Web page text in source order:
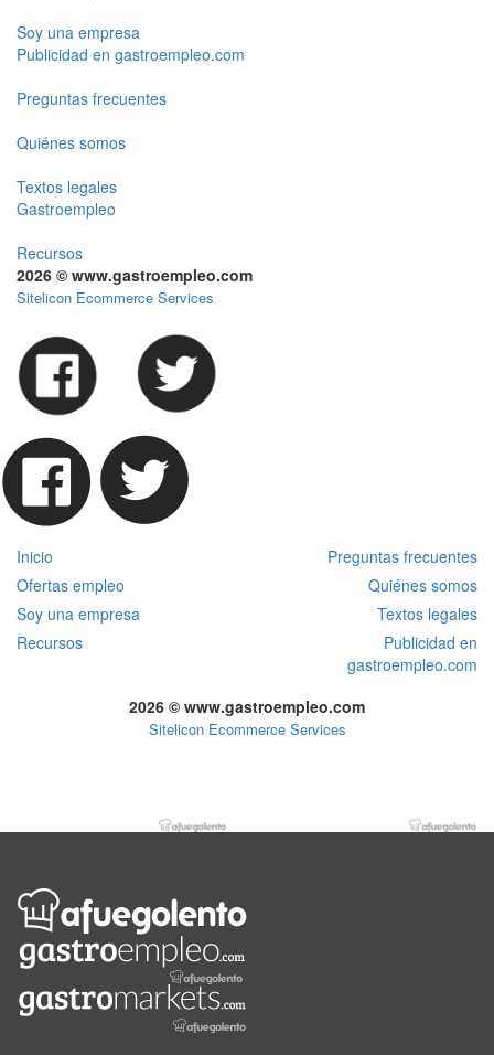
Soy una empresa
Publicidad en gastroempleo.com
Preguntas frecuentes
Quiénes somos
Textos legales
Gastroempleo
Recursos
2026 © www.gastroempleo.com
Sitelicon Ecommerce Services
Inicio
Preguntas frecuentes
Ofertas empleo
Quiénes somos
Soy una empresa
Textos legales
Recursos
Publicidad en
gastroempleo.com
2026 © www.gastroempleo.com
Sitelicon Ecommerce Services